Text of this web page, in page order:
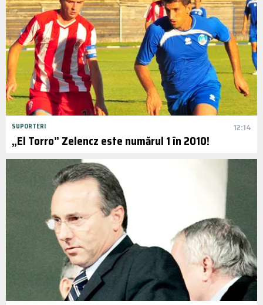
SUPORTERI 12:14
„El Torro” Zelencz este numărul 1 în 2010!